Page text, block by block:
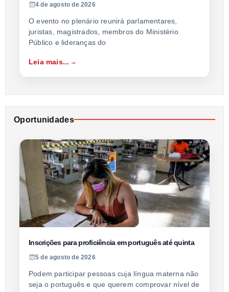
4 de agosto de 2026
O evento no plenário reunirá parlamentares,
juristas, magistrados, membros do Ministério
Público e lideranças do
Leia mais...
Oportunidades
Inscrições para proficiência em português até quinta
5 de agosto de 2026
Podem participar pessoas cuja língua materna não
seja o português e que querem comprovar nível de